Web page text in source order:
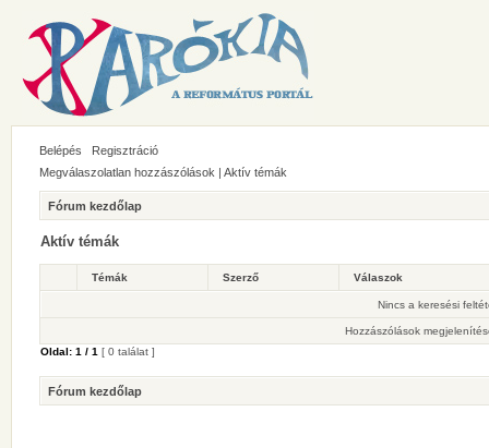
Belépés
Regisztráció
Megválaszolatlan hozzászólások | Aktív témák
Fórum kezdőlap
Aktív témák
Témák Szerző Válaszok
Nincs a keresési
Hozzászólások
Oldal: 1 / 1 [ 0 találat ]
Fórum kezdőlap